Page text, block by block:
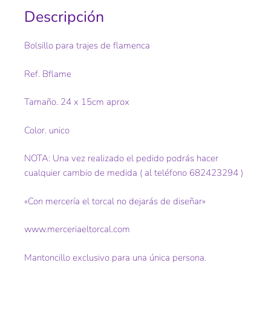
Descripción
Bolsillo para trajes de flamenca
Ref. Bflame
Tamaño. 24 x 15cm aprox
Color. unico
NOTA: Una vez realizado el pedido podrás hacer
cualquier cambio de medida ( al teléfono 682423294 )
«Con mercería el torcal no dejarás de diseñar»
www.merceriaeltorcal.com
Mantoncillo exclusivo para una única persona.